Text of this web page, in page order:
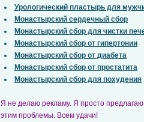
Урологический пластырь для
Монастырский сердечный сбор
Монастырский сбор для чистки
Монастырский сбор от гипертонии
Монастырский сбор от диабета
Монастырский сбор от простатита
Монастырский сбор для похудения
Я не делаю рекламу. Я просто
этим проблемы. Всем удачи!